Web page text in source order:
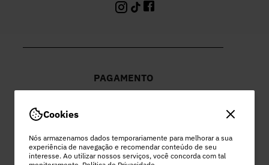
Cookies
Nós armazenamos dados temporariamente para melhorar a sua
experiência de navegação e recomendar conteúdo de seu
interesse. Ao utilizar nossos serviços, você concorda com tal
PAGAMENTO
PEC COMERCIO DO VESTUARIO LTDA